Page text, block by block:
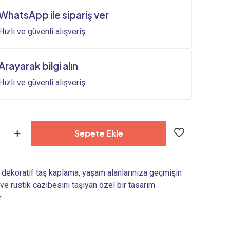
1.100,00₺.fiyat:
900,00₺.
ile sipariş ver
ve güvenli alışveriş
bilgi alın
ve güvenli alışveriş
Sepete Ekle
taş kaplama, yaşam alanlarınıza geçmişin
ve rustik cazibesini taşıyan özel bir tasarım